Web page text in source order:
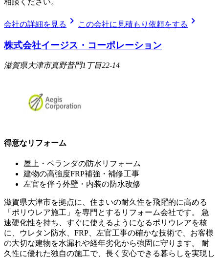
相談ください。
会社の詳細を見る chevron_right この会社に見積もり依頼をする chevron_right
株式会社イージス・コーポレーション
滋賀県大津市真野普門1丁目22-14
得意なリフォーム
屋上・ベランダの防水リフォーム
建物の高強度FRP補強・補修工事
左官を伴う外壁・内装の防水改修
滋賀県大津市を拠点に、住まいの耐久性を飛躍的に高める
「ポリウレア施工」を専門とするリフォーム会社です。 急
速硬化性を持ち、すぐに使えるようになるポリウレアを核
に、ウレタン防水、FRP、左官工事の確かな技術で、お客様
の大切な建物を水漏れや経年劣化から強固に守ります。 耐
久性に優れた独自の施工で、長く安心できる暮らしを実現し